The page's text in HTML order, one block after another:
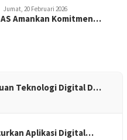
Jumat, 20 Februari 2026
Amankan Komitmen…
Teknologi Digital D…
Aplikasi Digital…